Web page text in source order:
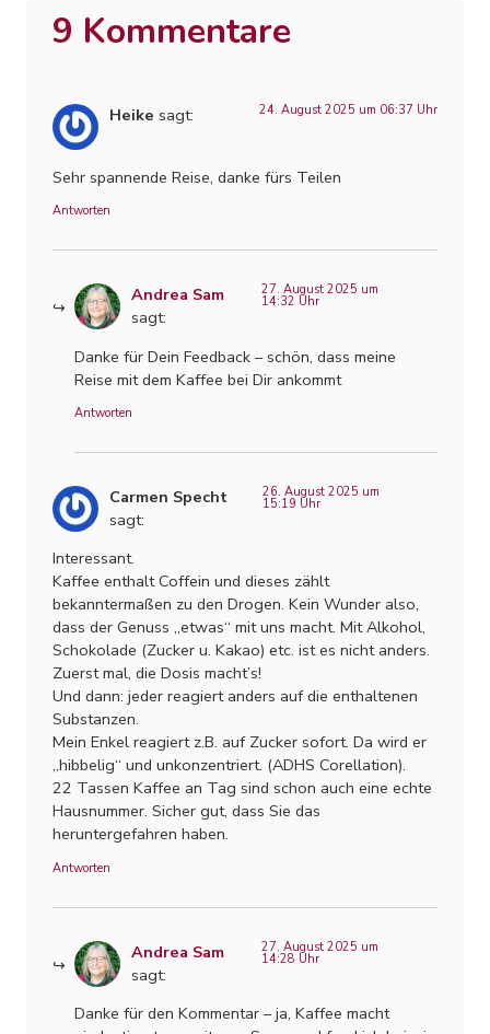
9 Kommentare
Heike sagt: 24. August 2025 um 06:37 Uhr
Sehr spannende Reise, danke fürs Teilen
Antworten
Andrea Sam
sagt:
27. August 2025 um
14:32 Uhr
Danke für Dein Feedback – schön, dass meine
Reise mit dem Kaffee bei Dir ankommt
Antworten
Carmen Specht
sagt:
26. August 2025 um
15:19 Uhr
Interessant.
Kaffee enthalt Coffein und dieses zählt
bekanntermaßen zu den Drogen. Kein Wunder also,
dass der Genuss „etwas“ mit uns macht. Mit Alkohol,
Schokolade (Zucker u. Kakao) etc. ist es nicht anders.
Zuerst mal, die Dosis macht’s!
Und dann: jeder reagiert anders auf die enthaltenen
Substanzen.
Mein Enkel reagiert z.B. auf Zucker sofort. Da wird er
„hibbelig“ und unkonzentriert. (ADHS Corellation).
22 Tassen Kaffee an Tag sind schon auch eine echte
Hausnummer. Sicher gut, dass Sie das
heruntergefahren haben.
Antworten
Andrea Sam
sagt:
27. August 2025 um
14:28 Uhr
Danke für den Kommentar – ja, Kaffee macht